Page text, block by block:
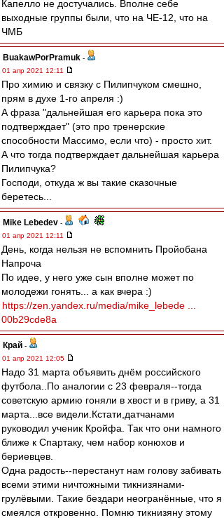
Капелло не достучались. Вполне себе
выходные группы были, что на ЧЕ-12, что на
ЧМБ
BuakawPorPramuk -
01 апр 2021 12:11
Про химию и связку с Пилипчуком смешно,
прям в духе 1-го апреля :)
А фраза "дальнейшая его карьера пока это
подтверждает" (это про тренерские
способности Массимо, если что) - просто хит.
А что тогда подтверждает дальнейшая карьера
Пилипчука?
Господи, откуда ж вы такие сказочные
беретесь...
Mike Lebedev -
01 апр 2021 12:11
День, когда нельзя не вспомнить Пройобана
Напроча
По идее, у него уже сын вполне может по
молодежи гонять... а как вчера :)
https://zen.yandex.ru/media/mike_lebede ...
00b29cde8a
Край -
01 апр 2021 12:05
Надо 31 марта объявить днём российского
футбола..По аналогии с 23 февраля--тогда
советскую армию гоняли в хвост и в гриву, а 31
марта...все видели.Кстати,датчанами
руководил ученик Кройфа. Так что они намного
ближе к Спартаку, чем набор конюхов и
бериевцев.
Одна радость--перестанут нам голову забивать
всеми этими ничтожными тикнизянами-
грулёвыми. Такие бездари неогранённые, что я
смеялся откровенно. Помню тикнизяну этому